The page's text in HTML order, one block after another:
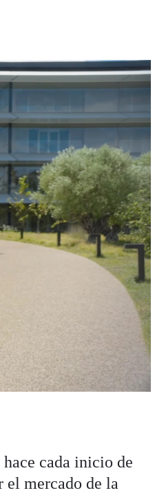
cada inicio de
el mercado de la